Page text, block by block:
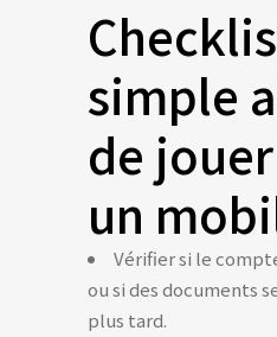
simple
de
un
Vérifier si le
ou si des documents
plus tard.